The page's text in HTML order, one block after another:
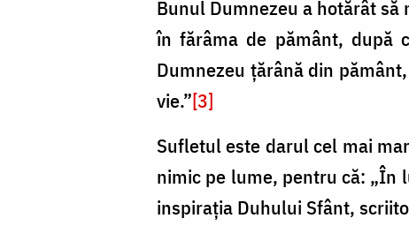
Bunul Dumnezeu a hotărât
în fărâma de pământ, după
Dumnezeu țărână din
vie.”[3]
Sufletul este darul cel mai
nimic pe lume, pentru că: „În
inspirația Duhului Sfânt,